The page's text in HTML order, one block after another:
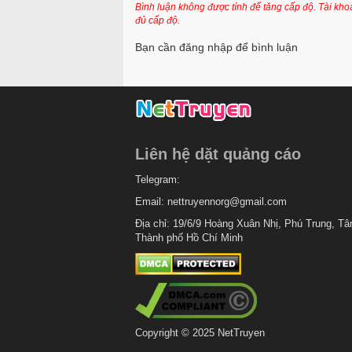
Chapter 29
Chapter 25
Chapter 23
Chapter 22
Chapter 20
Chapter 19
Chapter 18
Chapter 17
Chapter 16
Bình luận không được tính để tăng cấp độ. Tài
đủ cấp độ.
Bạn cần đăng nhập để bình luận
Liên hệ dặt quảng cáo
Telegram:
Email: nettruyennorg@gmail.com
Địa chỉ: 19/6/9 Hoàng Xuân Nhị, Phú Trung,
Thành phố Hồ Chí Minh
Copyright © 2025 NetTruyen